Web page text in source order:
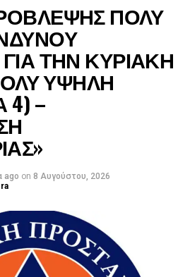
ΠΟΛΥ
ΤΗΝ ΚΥΡΙΑΚΗ
ΥΨΗΛΗ
4) –
ago on 8 Αυγούστου, 2026